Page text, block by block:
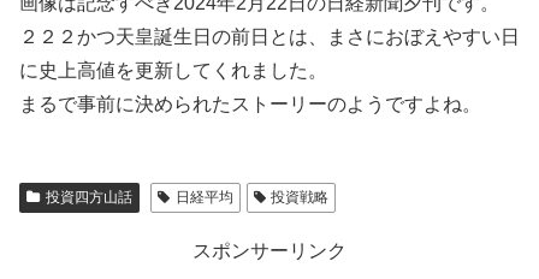
２２２かつ天皇誕生日の前日とは、まさにおぼえやすい日
に史上高値を更新してくれました。
まるで事前に決められたストーリーのようですよね。
投資四方山話 日経平均 投資戦略
スポンサーリンク